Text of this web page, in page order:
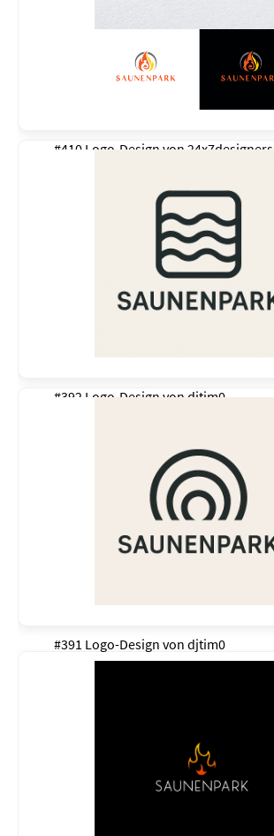
#410 Logo-Design von24x7designers
#392 Logo-Design vondjtim0
#391 Logo-Design von djtim0